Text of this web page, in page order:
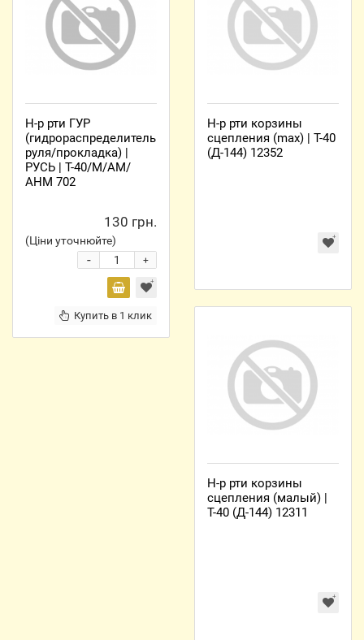
Н-р рти ГУР
(гидрораспределитель
руля/прокладка) |
РУСЬ | Т-40/М/АМ/
АНМ 702
130 грн.
(Ціни уточнюйте)
+
-
Купить в 1 клик
Н-р рти корзины
сцепления (max) | Т-40
(Д-144) 12352
Н-р рти корзины
сцепления (малый) |
Т-40 (Д-144) 12311